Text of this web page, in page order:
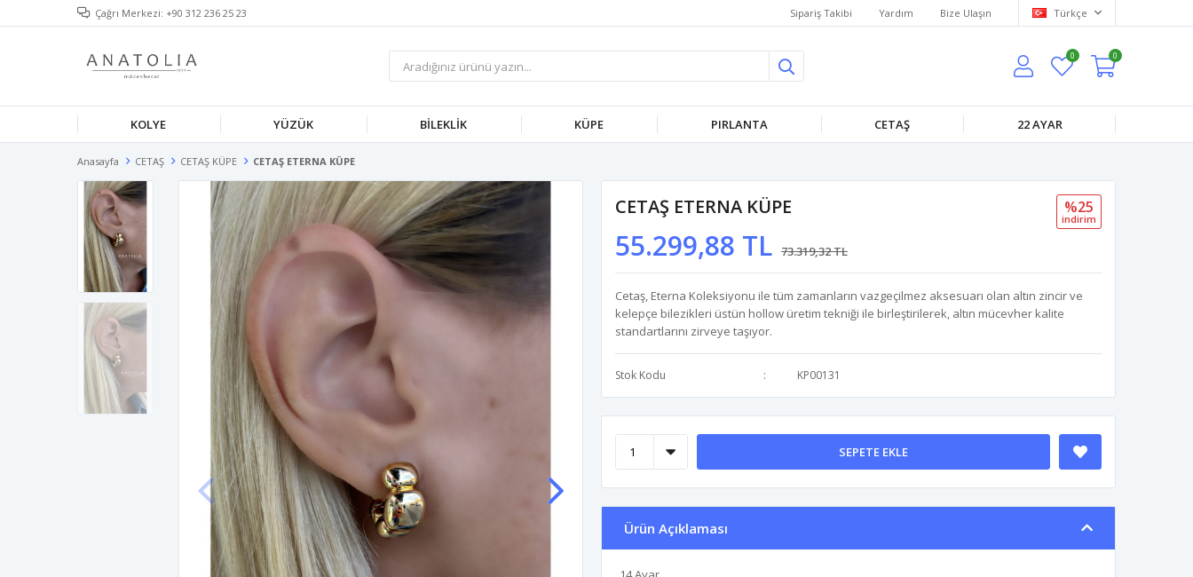
Çağrı Merkezi: +90 312 236 25 23 Sipariş Takibi Yardım Bize Ulaşın Türkçe
0 0
KOLYE YÜZÜK BİLEKLİK KÜPE PIRLANTA CETAŞ 22 AYAR
Anasayfa CETAŞ CETAŞ KÜPE CETAŞ ETERNA KÜPE
CETAŞ ETERNA KÜPE
55.299,88 TL 73.319,32 TL
%25
i̇ndi̇ri̇m
Cetaş, Eterna Koleksiyonu ile tüm zamanların vazgeçilmez aksesuarı olan altın zincir ve
kelepçe bilezikleri üstün hollow üretim tekniği ile birleştirilerek, altın mücevher kalite
standartlarını zirveye taşıyor.
Stok Kodu KP00131
SEPETE EKLE
Ürün Açıklaması